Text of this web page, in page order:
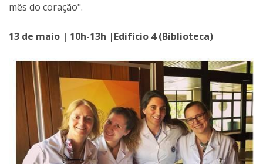
mês do coração".
13 de maio | 10h-13h |Edifício 4 (Biblioteca)